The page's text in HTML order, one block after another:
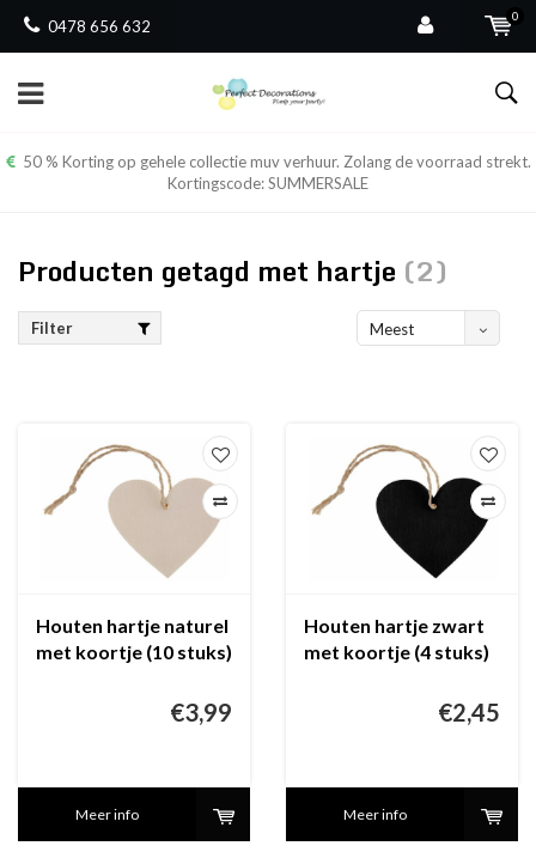
0478 656 632
0
50 % Korting op gehele collectie muv verhuur. Zolang de voorraad strekt.
Kortingscode: SUMMERSALE
Producten getagd met hartje (2)
Filter
Meest
Houten hartje naturel
met koortje (10 stuks)
€3,99
Meer info
Houten hartje zwart
met koortje (4 stuks)
€2,45
Meer info